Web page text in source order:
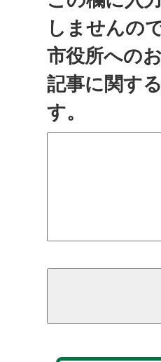
しませんの
市役所への
記事に関す
す。